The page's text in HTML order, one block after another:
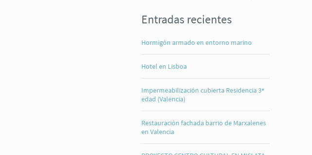
Entradas recientes
Hormigón armado en entorno marino
Hotel en Lisboa
Impermeabilización cubierta Residencia 3ª
edad (Valencia)
Restauración fachada barrio de Marxalenes
en Valencia